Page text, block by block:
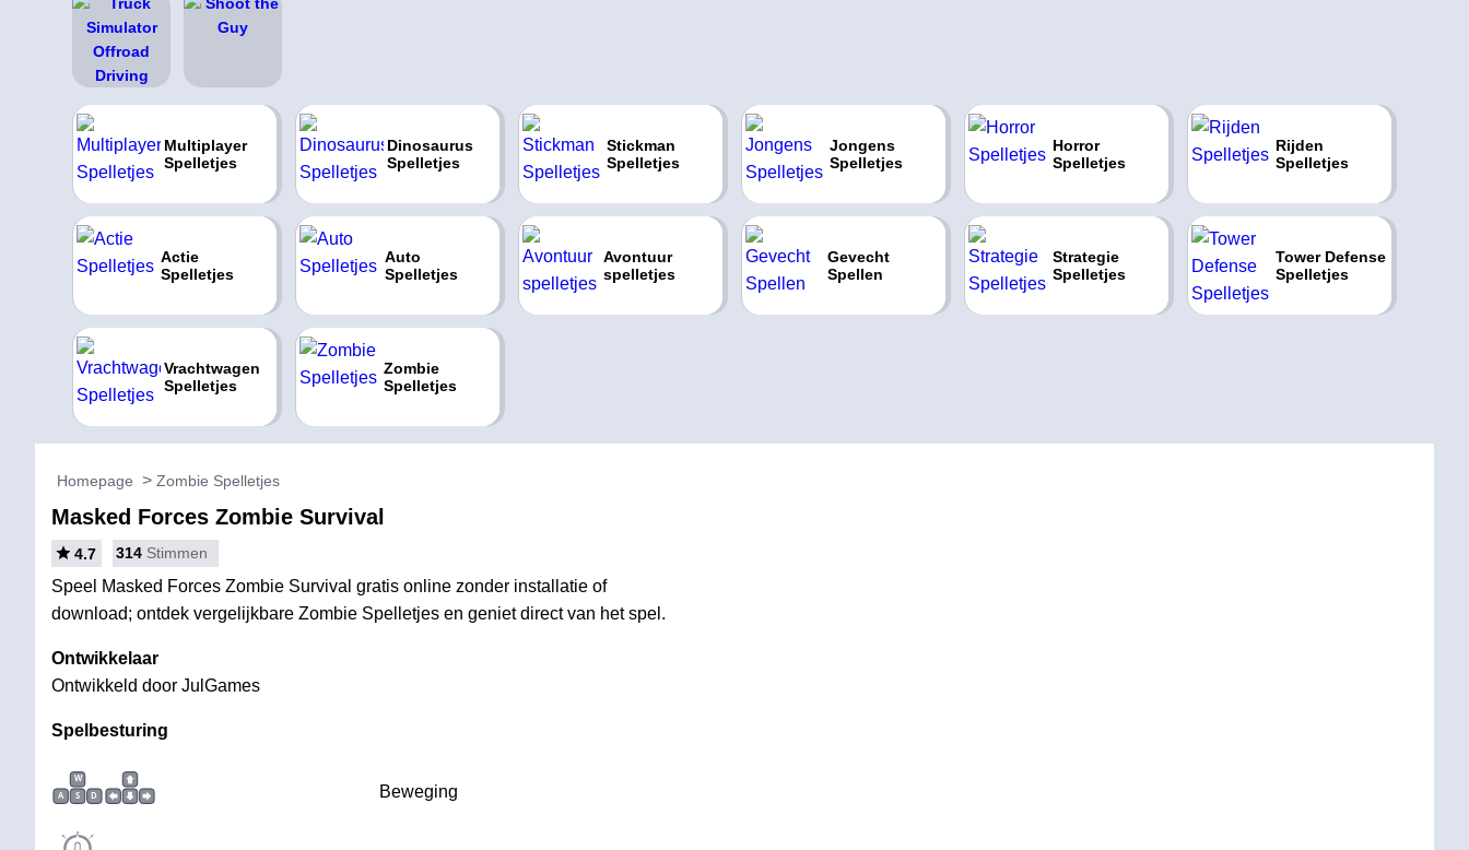
Multiplayer
Spelletjes
Dinosaurus
Spelletjes
Stickman
Spelletjes
Jongens
Spelletjes
Horror
Spelletjes
Rijden
Spelletjes
Actie
Spelletjes
Auto
Spelletjes
Avontuur
spelletjes
Gevecht
Spellen
Strategie
Spelletjes
Tower Defense
Spelletjes
Vrachtwagen
Spelletjes
Zombie
Spelletjes
Homepage Zombie Spelletjes
Masked Forces Zombie Survival
4.7 314 Stimmen
Speel Masked Forces Zombie Survival gratis online zonder installatie of
download; ontdek vergelijkbare Zombie Spelletjes en geniet direct van het spel.
Ontwikkelaar
Ontwikkeld door JulGames
Spelbesturing
W
A
S D Beweging